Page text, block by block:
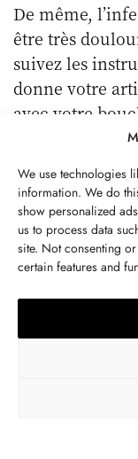
We use technologies
information. We do
show personalized
us to process data
site. Not consenting
certain features and
De même,
être très
suivez les
donne votre
avec votre
matériaux de
Un Piercing
Les Migraines ?
Si vous
piercing daith
migraines,
votre lecture
placebo ne
soulagera vos